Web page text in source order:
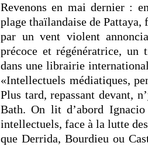
Revenons en mai dernier :
plage thaïlandaise de Pattaya,
par un vent violent
précoce et régénératrice,
dans une librairie
«Intellectuels médiatiques,
Plus tard, repassant devant,
Bath. On lit d’abord
intellectuels, face à la lutte
que Derrida, Bourdieu ou